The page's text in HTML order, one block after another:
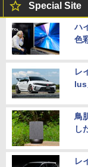
Special Site
ハ
色
レ
lus
鳥
し
レ